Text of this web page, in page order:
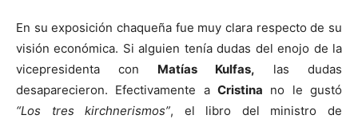
En su exposición chaqueña fue muy clara respecto de su
visión económica. Si alguien tenía dudas del enojo de la
vicepresidenta con Matías Kulfas, las dudas
desaparecieron. Efectivamente a Cristina no le gustó
“Los tres kirchnerismos”, el libro del ministro de